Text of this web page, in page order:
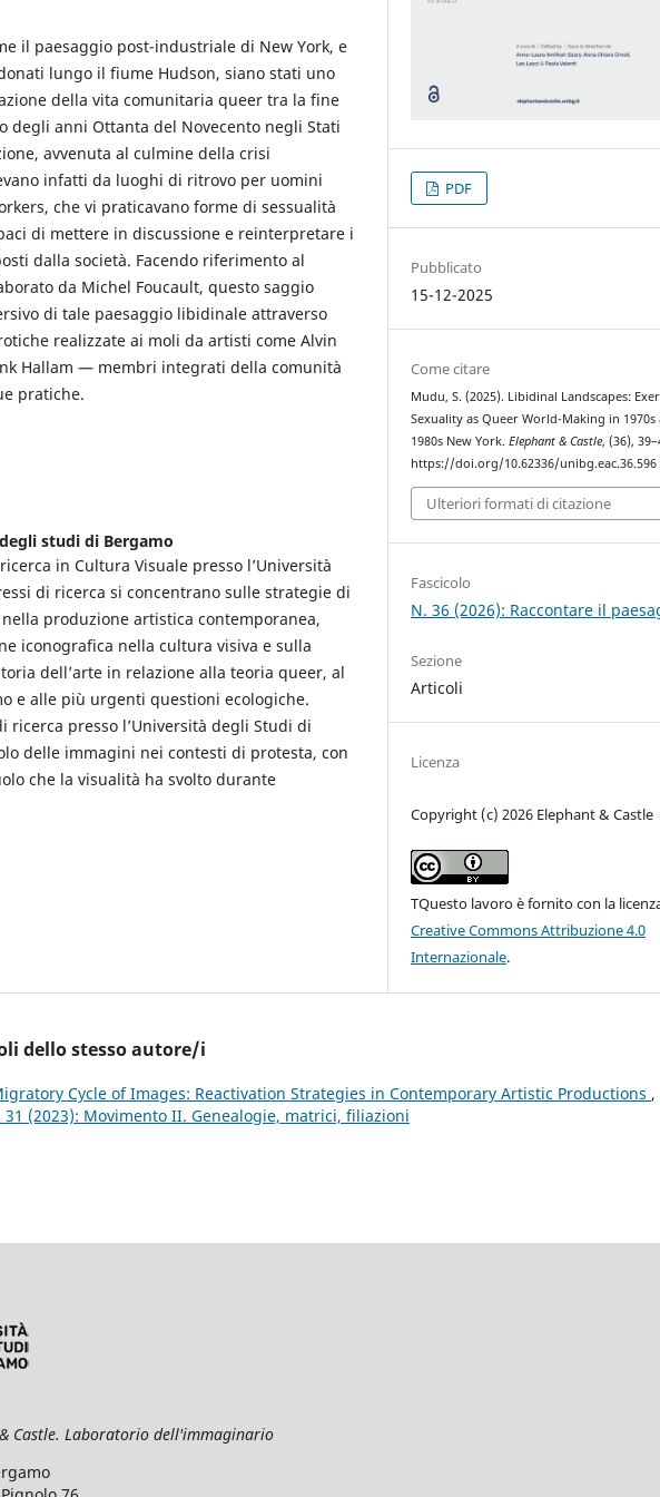
il paesaggio post-industriale di New York, e
lungo il fiume Hudson, siano stati uno
della vita comunitaria queer tra la fine
degli anni Ottanta del Novecento negli Stati
avvenuta al culmine della crisi
infatti da luoghi di ritrovo per uomini
che vi praticavano forme di sessualità
di mettere in discussione e reinterpretare i
dalla società. Facendo riferimento al
da Michel Foucault, questo saggio
di tale paesaggio libidinale attraverso
realizzate ai moli da artisti come Alvin
Hallam — membri integrati della comunità
pratiche.
studi di Bergamo
in Cultura Visuale presso l’Università
di ricerca si concentrano sulle strategie di
produzione artistica contemporanea,
iconografica nella cultura visiva e sulla
dell’arte in relazione alla teoria queer, al
e alle più urgenti questioni ecologiche.
ricerca presso l’Università degli Studi di
delle immagini nei contesti di protesta, con
che la visualità ha svolto durante
PDF
Pubblicato
15-12-2025
Come citare
Mudu, S. (2025). Libidinal Landscapes:
Sexuality as Queer World-Making in 1970s
1980s New York.Elephant & Castle, (36),
https://doi.org/10.62336/unibg.eac.36.596
Ulteriori formati di citazione
Fascicolo
N. 36 (2026): Raccontare il
Sezione
Articoli
Licenza
Copyright (c) 2026 Elephant & Castle
TQuesto lavoro è fornito con la
Creative Commons Attribuzione 4.0
Internazionale.
dello stesso autore/i
Cycle of Images: Reactivation Strategies in Contemporary Artistic Productions ,
31 (2023): Movimento II. Genealogie, matrici, filiazioni
Castle. Laboratorio dell'immaginario